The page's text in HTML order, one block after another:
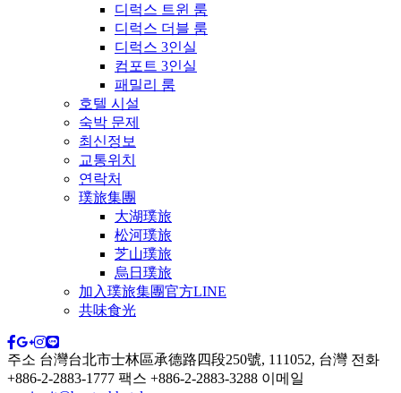
디럭스 트윈 룸
디럭스 더블 룸
디럭스 3인실
컴포트 3인실
패밀리 룸
호텔 시설
숙박 문제
최신정보
교통위치
연락처
璞旅集團
大湖璞旅
松河璞旅
芝山璞旅
烏日璞旅
加入璞旅集團官方LINE
共味食光
주소 台灣台北市士林區承德路四段250號, 111052, 台灣 전화
+886-2-2883-1777 팩스 +886-2-2883-3288 이메일